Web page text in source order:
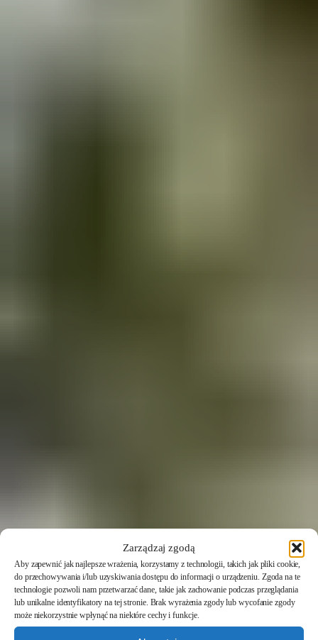
Zarządzaj zgodą
Aby zapewnić jak najlepsze wrażenia, korzystamy z technologii, takich jak pliki cookie,
do przechowywania i/lub uzyskiwania dostępu do informacji o urządzeniu. Zgoda na te
technologie pozwoli nam przetwarzać dane, takie jak zachowanie podczas przeglądania
lub unikalne identyfikatory na tej stronie. Brak wyrażenia zgody lub wycofanie zgody
może niekorzystnie wpłynąć na niektóre cechy i funkcje.